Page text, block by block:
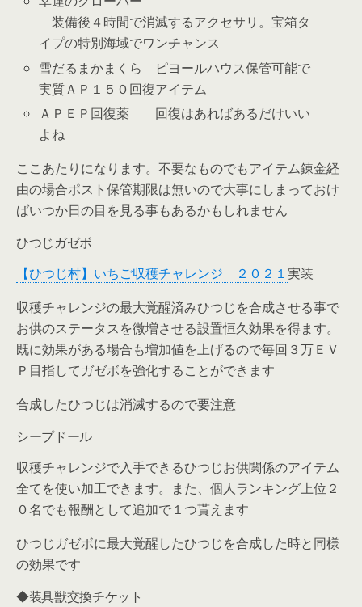
装備後４時間で消滅するアクセサリ。宝箱タ
イプの特別海域でワンチャンス
雪だるまかまくら ピヨールハウス保管可能で
実質ＡＰ１５０回復アイテム
ＡＰＥＰ回復薬 回復はあればあるだけいい
よね
ここあたりになります。不要なものでもアイテム錬金経
由の場合ポスト保管期限は無いので大事にしまっておけ
ばいつか日の目を見る事もあるかもしれません
ひつじガゼボ
【ひつじ村】いちご収穫チャレンジ ２０２１実装
収穫チャレンジの最大覚醒済みひつじを合成させる事で
お供のステータスを微増させる設置恒久効果を得ます。
既に効果がある場合も増加値を上げるので毎回３万ＥＶ
Ｐ目指してガゼボを強化することができます
合成したひつじは消滅するので要注意
シープドール
収穫チャレンジで入手できるひつじお供関係のアイテム
全てを使い加工できます。また、個人ランキング上位２
０名でも報酬として追加で１つ貰えます
ひつじガゼボに最大覚醒したひつじを合成した時と同様
の効果です
◆装具獣交換チケット